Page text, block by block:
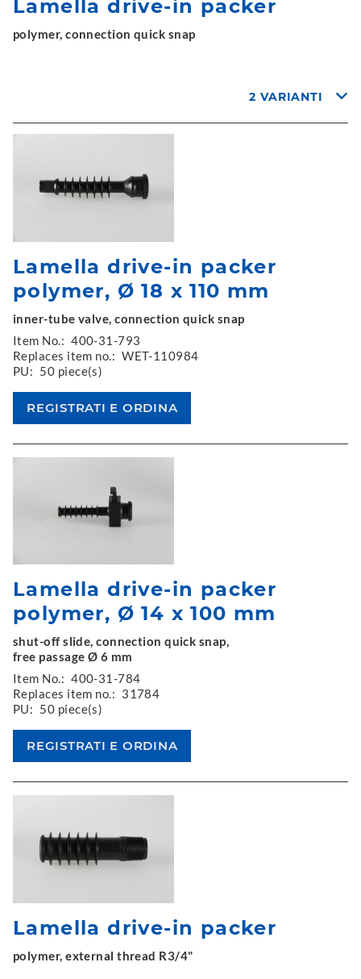
Lamella drive-in packer
polymer, connection quick snap
2 VARIANTI
Lamella drive-in packer
polymer, Ø 18 x 110 mm
inner-tube valve, connection quick snap
Item No.: 400-31-793
Replaces item no.: WET-110984
PU: 50 piece(s)
Lamella drive-in packer
polymer, Ø 14 x 100 mm
shut-off slide, connection quick snap,
free passage Ø 6 mm
Item No.: 400-31-784
Replaces item no.: 31784
PU: 50 piece(s)
Lamella drive-in packer
polymer, external thread R3/4"